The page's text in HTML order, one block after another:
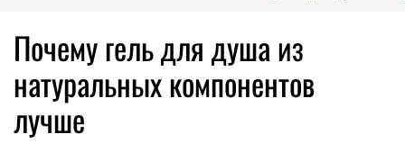
Почему гель для душа из
натуральных компонентов
лучше